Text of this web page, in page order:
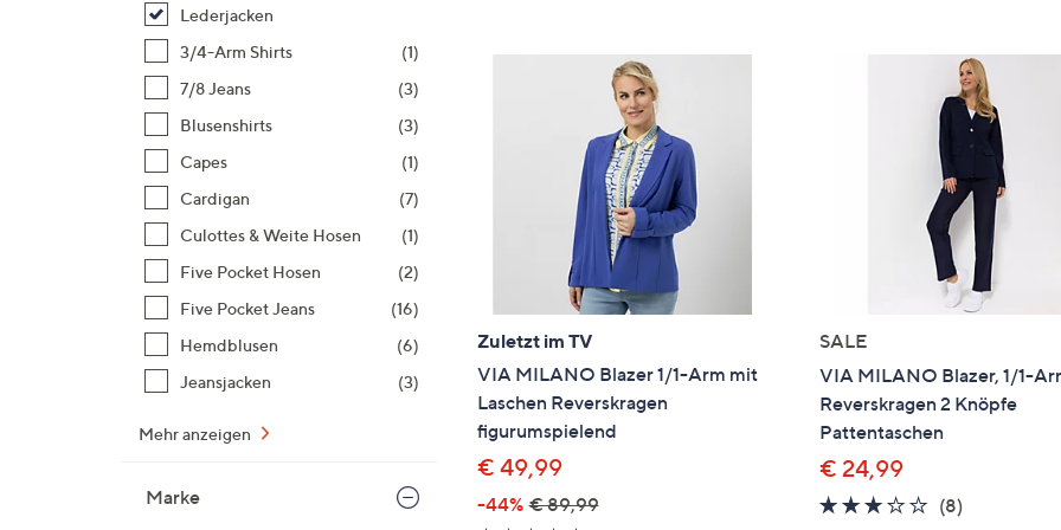
anzuzeigen.
Lederjacken
3/4-Arm Shirts
(1)
7/8 Jeans
(3)
Blusenshirts
(3)
Capes
(1)
Cardigan
(7)
Culottes & Weite Hosen
(1)
Five Pocket Hosen
(2)
Five Pocket Jeans
(16)
Hemdblusen
(6)
Jeansjacken
(3)
Mehr anzeigen
Marke
Zuletzt im TV
VIA MILANO Blazer 1/1-Arm mit
Laschen Reverskragen
figurumspielend
€ 49,99
-44% € 89,99
SALE
VIA MILANO Blazer, 1/1-
Reverskragen 2 Knöpfe
Pattentaschen
€ 24,99
3.1
(8)